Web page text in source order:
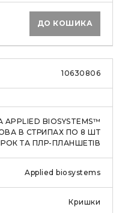
ДО КОШИКА
10630806
BIOSYSTEMS™
В СТРИПАХ ПО 8 ШТ
ТА ПЛР-ПЛАНШЕТІВ
Applied biosystems
Кришки